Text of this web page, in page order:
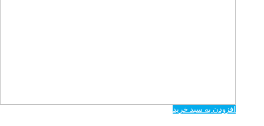
افزودن به سبد خرید